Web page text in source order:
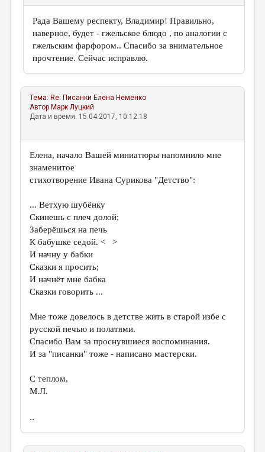
Рада Вашему респекту, Владимир! Правильно,
наверное, будет - гжельское блюдо , по аналогии с
гжельским фарфором.. Спасибо за внимательное
прочтение. Сейчас исправлю.
Тема: Re: Писанки Елена Неменко
Автор Марк Луцкий
Дата и время: 15.04.2017, 10:12:18
Елена, начало Вашей миниатюры напомнило мне
знаменитое
стихотворение Ивана Сурикова "Детство":
... Ветхую шубёнку
Скинешь с плеч долой;
Заберёшься на печь
К бабушке седой. < >
И начну у бабки
Сказки я просить;
И начнёт мне бабка
Сказки говорить ...
Мне тоже довелось в детстве жить в старой избе с
русской печью и полатями.
Спасибо Вам за проснувшиеся воспоминания.
И за "писанки" тоже - написано мастерски.
С теплом,
М.Л.
..